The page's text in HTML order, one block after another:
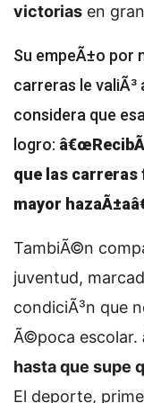
victorias en
Su empeÃ±o por
carreras le valiÃ³
considera que
logro:
que las carreras
mayor
TambiÃ©n
juventud,
condiciÃ³n que
Ã©poca escolar.
hasta que supe
El deporte,